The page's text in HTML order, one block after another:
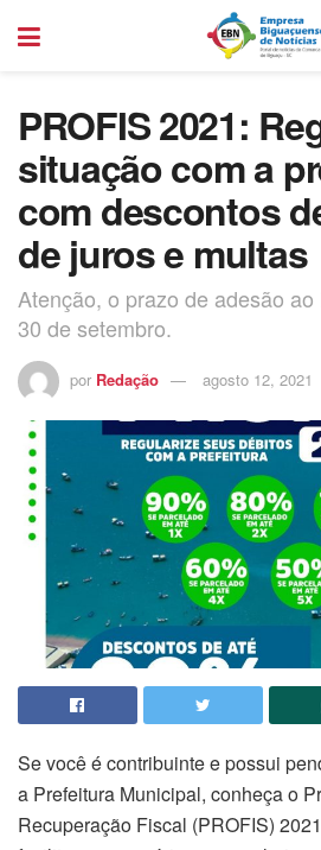
PROFIS 2021:
situação com a
com descontos
de juros e multas
Atenção, o prazo de adesão
30 de setembro.
por Redação agosto 12, 2021
Se você é contribuinte e possui
a Prefeitura Municipal, conheça o
Recuperação Fiscal (PROFIS)